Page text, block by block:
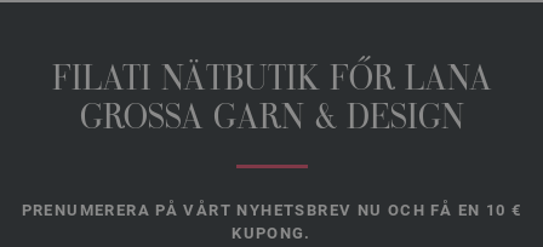
FILATI NÄTBUTIK FŐR LANA
GROSSA GARN & DESIGN
PRENUMERERA PÅ VÅRT NYHETSBREV NU OCH FÅ EN 10 €
KUPONG.